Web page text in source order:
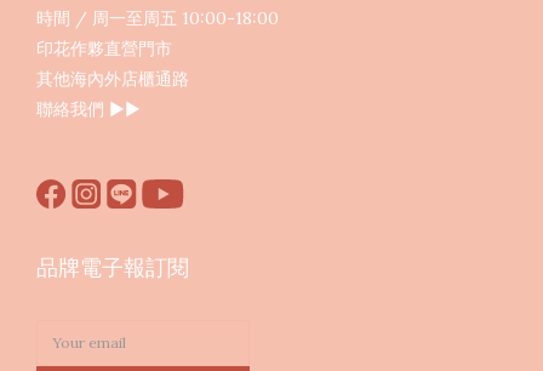
時間 / 周一至周五 10:00-18:00
印花作夥直營門市
其他海內外店櫃通路
聯絡我們 ▶︎▶︎
品牌電子報訂閱